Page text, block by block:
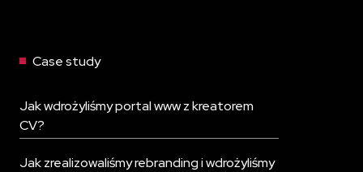
Case study
Jak wdrożyliśmy portal www z kreatorem
CV?
Jak zrealizowaliśmy rebranding i wdrożyliśmy